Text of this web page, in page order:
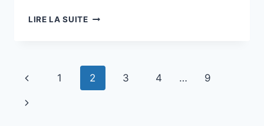
LIRE LA SUITEDEUXIÈME
CISTEM
:
DU
Navigation
de
Page
précédente
1 2 3 4 … 9
Page